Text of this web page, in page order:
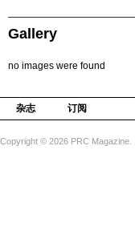
Gallery
no images were found
杂志 订阅
Copyright © 2026 PRC Magazine.